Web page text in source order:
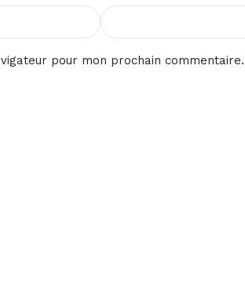
pour mon prochain commentaire.